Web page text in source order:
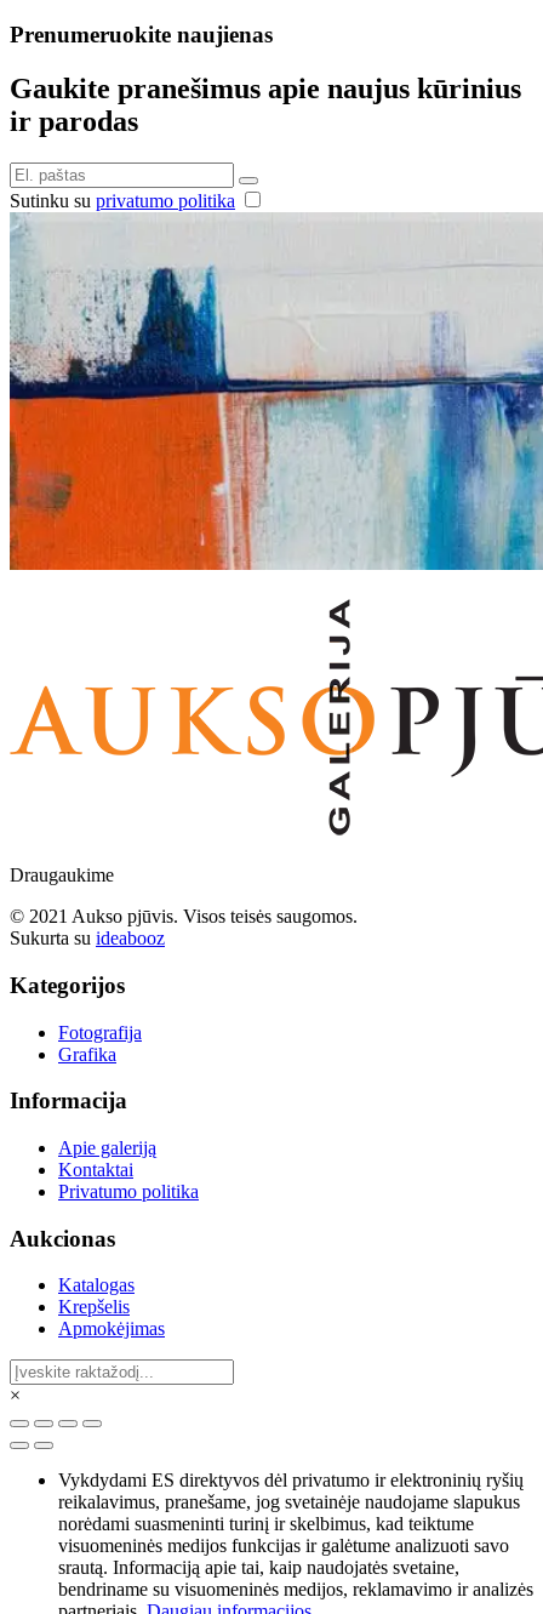
Prenumeruokite naujienas
Gaukite pranešimus apie naujus kūrinius
ir parodas
Sutinku su privatumo politika
Draugaukime
© 2021 Aukso pjūvis. Visos teisės saugomos.
Sukurta su ideabooz
Kategorijos
Fotografija
Grafika
Informacija
Apie galeriją
Kontaktai
Privatumo politika
Aukcionas
Katalogas
Krepšelis
Apmokėjimas
×
Vykdydami ES direktyvos dėl privatumo ir elektroninių ryšių
reikalavimus, pranešame, jog svetainėje naudojame slapukus
norėdami suasmeninti turinį ir skelbimus, kad teiktume
visuomeninės medijos funkcijas ir galėtume analizuoti savo
srautą. Informaciją apie tai, kaip naudojatės svetaine,
bendriname su visuomeninės medijos, reklamavimo ir analizės